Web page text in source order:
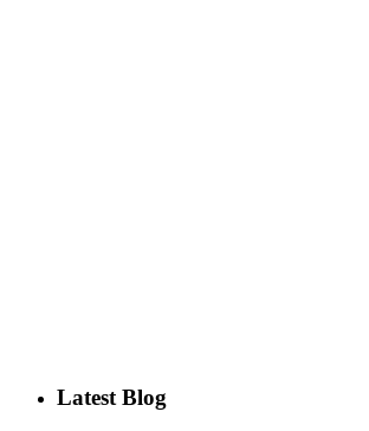
Latest Blog